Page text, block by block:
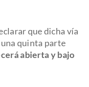
que dicha vía
quinta parte
abierta y bajo